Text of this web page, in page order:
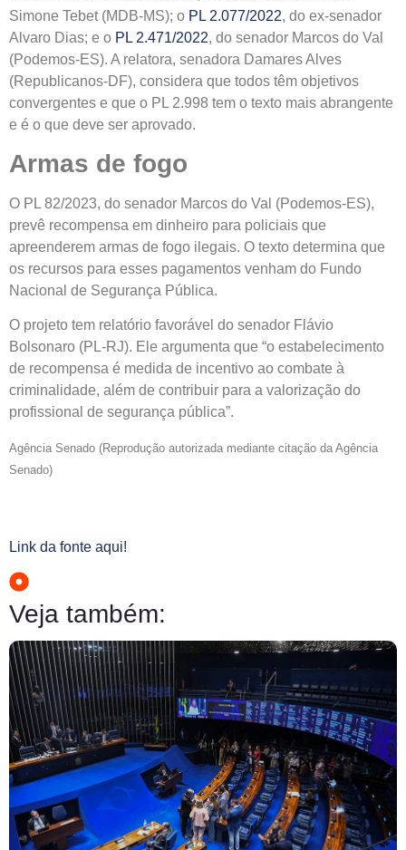
Simone Tebet (MDB-MS); o PL 2.077/2022, do ex-senador
Alvaro Dias; e o PL 2.471/2022, do senador Marcos do Val
(Podemos-ES). A relatora, senadora Damares Alves
(Republicanos-DF), considera que todos têm objetivos
convergentes e que o PL 2.998 tem o texto mais abrangente
e é o que deve ser aprovado.
Armas de fogo
O PL 82/2023, do senador Marcos do Val (Podemos-ES),
prevê recompensa em dinheiro para policiais que
apreenderem armas de fogo ilegais. O texto determina que
os recursos para esses pagamentos venham do Fundo
Nacional de Segurança Pública.
O projeto tem relatório favorável do senador Flávio
Bolsonaro (PL-RJ). Ele argumenta que “o estabelecimento
de recompensa é medida de incentivo ao combate à
criminalidade, além de contribuir para a valorização do
profissional de segurança pública”.
Agência Senado (Reprodução autorizada mediante citação da Agência
Senado)
Link da fonte aqui!
Veja também: